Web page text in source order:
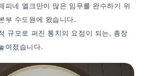
피네 엘크만이 많은 임무를 완수하기 위
부 수도원에 왔습니다.
규모로 퍼진 통치의 요점이 되는, 총장
여졌습니다.